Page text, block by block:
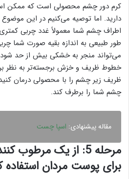
کرم دور چشم محصولی است که ممکن
دارید. اما توصیه می‌کنیم در این
اطراف چشم شما معمولاً غدد چربی
طور طبیعی به اندازه بقیه صورت شما
می‌تواند منجر به خشکی بیش از حد
خطوط ظریف و خزش برجسته‌تر به نظر
ظریف زیر چشم را با محصولی درمان
چشم شما را برطرف کند.
مقاله پیشنهادی: اسپا چست
مرحله 5: از یک
برای پوست مردان استفاده